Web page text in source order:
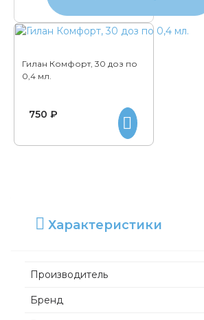
Гилан Комфорт, 30 доз по
0,4 мл.
750 ₽
Характеристики
Производитель
Бренд